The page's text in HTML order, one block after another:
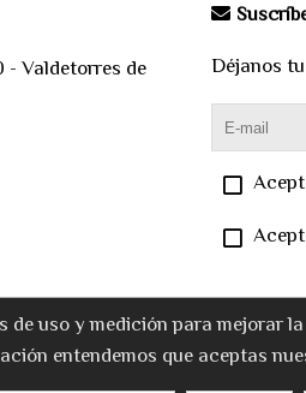
- Valdetorres de
Déjanos
uso y medición para mejorar
entendemos que aceptas